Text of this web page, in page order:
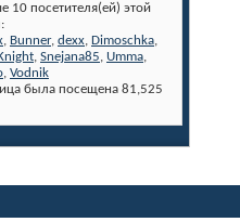
10 посетителя(ей) этой
, Bunner, dexx, Dimoschka,
Knight, Snejana85, Umma,
, Vodnik
была посещена 81,525